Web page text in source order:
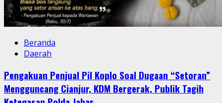
Beranda
Daerah
Pengakuan Penjual Pil Koplo Soal Dugaan “Setoran”
Mengguncang Cianjur, KDM Bergerak, Publik Tagih